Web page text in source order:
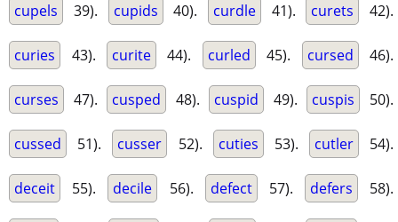
cupels 39). cupids 40). curdle 41). curets 42).
curies 43). curite 44). curled 45). cursed 46).
curses 47). cusped 48). cuspid 49). cuspis 50).
cussed 51). cusser 52). cuties 53). cutler 54).
deceit 55). decile 56). defect 57). defers 58).